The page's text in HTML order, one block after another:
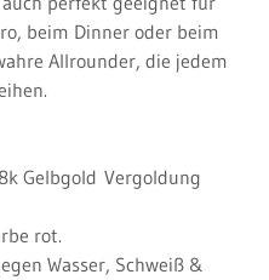
beim Dinner oder beim
Allrounder, die jedem
Gelbgold Vergoldung
rot.
Wasser, Schweiß &